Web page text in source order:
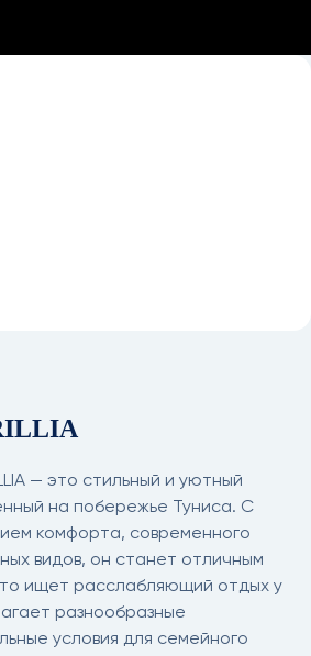
— это стильный и уютный
на побережье Туниса. С
комфорта, современного
видов, он станет отличным
ищет расслабляющий отдых у
разнообразные
условия для семейного